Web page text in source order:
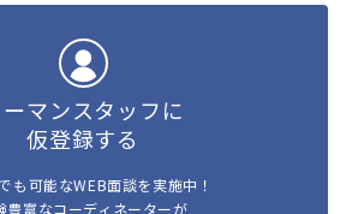
マンスタッフに
仮登録する
も可能なWEB面談を実施中！
豊富なコーディネーターが